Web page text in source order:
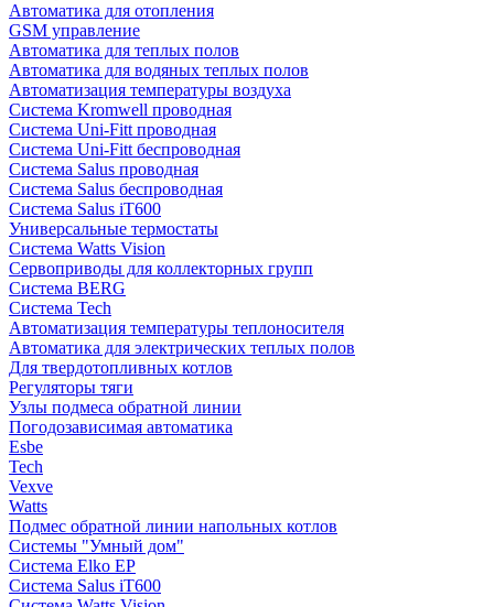
Автоматика для отопления
GSM управление
Автоматика для теплых полов
Автоматика для водяных теплых полов
Автоматизация температуры воздуха
Система Kromwell проводная
Система Uni-Fitt проводная
Система Uni-Fitt беспроводная
Система Salus проводная
Система Salus беспроводная
Система Salus iT600
Универсальные термостаты
Система Watts Vision
Сервоприводы для коллекторных групп
Система BERG
Система Tech
Автоматизация температуры теплоносителя
Автоматика для электрических теплых полов
Для твердотопливных котлов
Регуляторы тяги
Узлы подмеса обратной линии
Погодозависимая автоматика
Esbe
Tech
Vexve
Watts
Подмес обратной линии напольных котлов
Системы "Умный дом"
Система Elko EP
Система Salus iT600